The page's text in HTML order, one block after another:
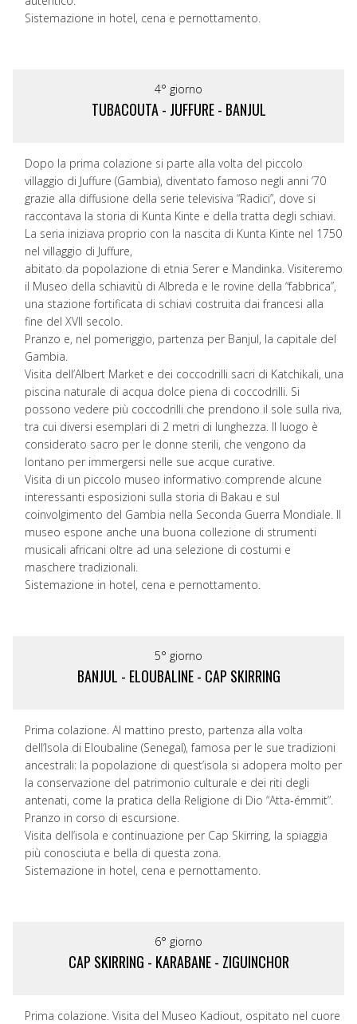
Sistemazione in hotel, cena e pernottamento.
4° giorno
TUBACOUTA - JUFFURE - BANJUL
Dopo la prima colazione si parte alla volta del piccolo
villaggio di Juffure (Gambia), diventato famoso negli anni ’70
grazie alla diffusione della serie televisiva “Radici”, dove si
raccontava la storia di Kunta Kinte e della tratta degli schiavi.
La seria iniziava proprio con la nascita di Kunta Kinte nel 1750
nel villaggio di Juffure,
abitato da popolazione di etnia Serer e Mandinka. Visiteremo
il Museo della schiavitù di Albreda e le rovine della “fabbrica”,
una stazione fortificata di schiavi costruita dai francesi alla
fine del XVII secolo.
Pranzo e, nel pomeriggio, partenza per Banjul, la capitale del
Gambia.
Visita dell’Albert Market e dei coccodrilli sacri di Katchikali, una
piscina naturale di acqua dolce piena di coccodrilli. Si
possono vedere più coccodrilli che prendono il sole sulla riva,
tra cui diversi esemplari di 2 metri di lunghezza. Il luogo è
considerato sacro per le donne sterili, che vengono da
lontano per immergersi nelle sue acque curative.
Visita di un piccolo museo informativo comprende alcune
interessanti esposizioni sulla storia di Bakau e sul
coinvolgimento del Gambia nella Seconda Guerra Mondiale. Il
museo espone anche una buona collezione di strumenti
musicali africani oltre ad una selezione di costumi e
maschere tradizionali.
Sistemazione in hotel, cena e pernottamento.
5° giorno
BANJUL - ELOUBALINE - CAP SKIRRING
Prima colazione. Al mattino presto, partenza alla volta
dell’Isola di Eloubaline (Senegal), famosa per le sue tradizioni
ancestrali: la popolazione di quest’isola si adopera molto per
la conservazione del patrimonio culturale e dei riti degli
antenati, come la pratica della Religione di Dio “Atta-émmit”.
Pranzo in corso di escursione.
Visita dell’isola e continuazione per Cap Skirring, la spiaggia
più conosciuta e bella di questa zona.
Sistemazione in hotel, cena e pernottamento.
6° giorno
CAP SKIRRING - KARABANE - ZIGUINCHOR
Prima colazione. Visita del Museo Kadiout, ospitato nel cuore